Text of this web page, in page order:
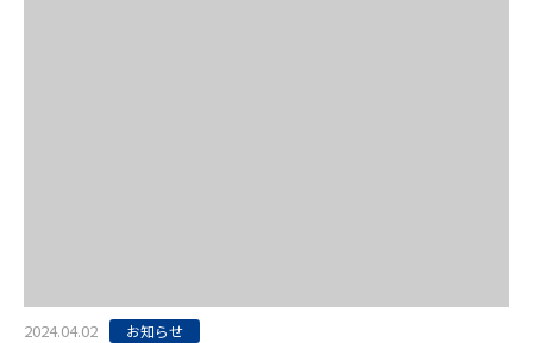
2024.04.02 お知らせ